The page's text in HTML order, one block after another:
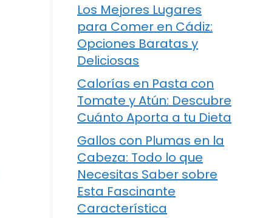
Los Mejores Lugares
para Comer en Cádiz:
Opciones Baratas y
Deliciosas
Calorías en Pasta con
Tomate y Atún: Descubre
Cuánto Aporta a tu Dieta
Gallos con Plumas en la
Cabeza: Todo lo que
Necesitas Saber sobre
Esta Fascinante
Característica